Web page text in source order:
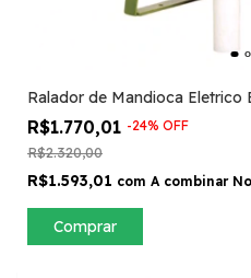
Ralador de Mandioca Eletrico
R$1.770,01 -24% OFF
R$2.320,00
R$1.593,01 com A combinar
Comprar